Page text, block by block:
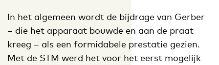
In het algemeen wordt de bijdrage van Gerber
– die het apparaat bouwde en aan de praat
kreeg – als een formidabele prestatie gezien.
Met de STM werd het voor het eerst mogelijk